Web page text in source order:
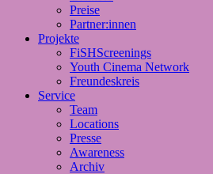
Preise
Partner:innen
Projekte
FiSHScreenings
Youth Cinema Network
Freundeskreis
Service
Team
Locations
Presse
Awareness
Archiv